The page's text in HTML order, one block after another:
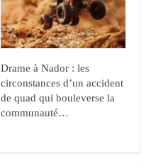
Drame à Nador : les
circonstances d’un accident
de quad qui bouleverse la
communauté…